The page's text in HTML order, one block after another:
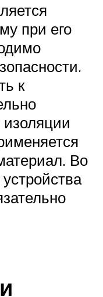
при его
к
изоляции
Во